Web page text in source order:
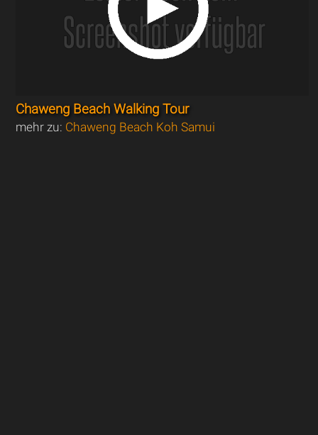
Chaweng Beach Walking Tour
mehr zu: Chaweng Beach Koh Samui